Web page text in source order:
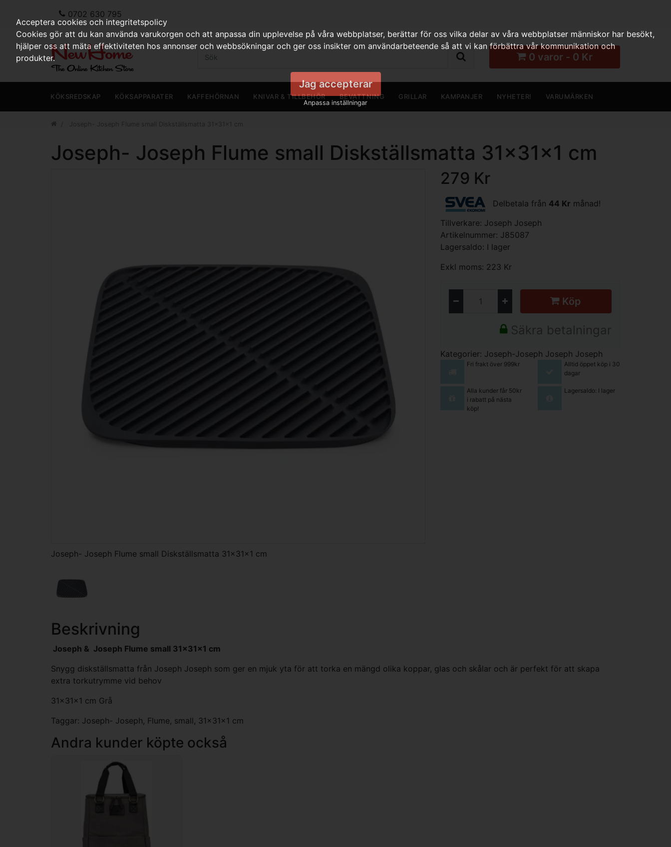
0702 630 795
0 varor - 0 Kr
KÖKSREDSKAP KÖKSAPPARATER KAFFEHÖRNAN KNIVAR & TILLBEHÖR BEVATTNING GRILLAR KAMPANJER NYHETER! VARUMÄRKEN
Joseph- Joseph Flume small Diskställsmatta 31x31x1 cm
Joseph- Joseph Flume small Diskställsmatta 31x31x1 cm
279 Kr
Delbetala från 44 Kr månad!
Tillverkare: Joseph Joseph
Artikelnummer: J85087
Lagersaldo: I lager
Exkl moms: 223 Kr
Köp
Säkra betalningar
Kategorier: Joseph-Joseph Joseph Joseph
Fri frakt över 999kr
Alltid öppet köp i 30
dagar
Alla kunder får 50kr
i rabatt på nästa
köp!
Lagersaldo: I lager
Beskrivning
Joseph & Joseph Flume small 31x31x1 cm
Snygg diskställsmatta från Joseph Joseph som ger en mjuk yta för att torka en mängd olika koppar, glas och skålar och är perfekt för att skapa
extra torkutrymme vid behov
31x31x1 cm Grå
Taggar: Joseph- Joseph, Flume, small, 31x31x1 cm
Andra kunder köpte också
Acceptera cookies och integritetspolicy
Cookies gör att du kan använda varukorgen och att anpassa din upplevelse på våra webbplatser, berättar för oss vilka delar av våra webbplatser människor har besökt,
hjälper oss att mäta effektiviteten hos annonser och webbsökningar och ger oss insikter om användarbeteende så att vi kan förbättra vår kommunikation och
produkter.
Jag accepterar
Anpassa inställningar